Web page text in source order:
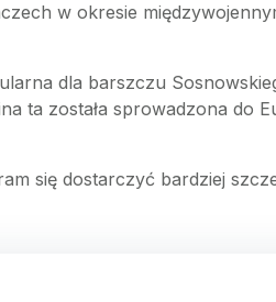
w okresie
dla barszczu
ta została sprowadzona do
się dostarczyć bardziej